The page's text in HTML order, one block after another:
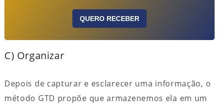
QUERO RECEBER
C) Organizar
Depois de capturar e esclarecer uma informação, o
método GTD propõe que armazenemos ela em um